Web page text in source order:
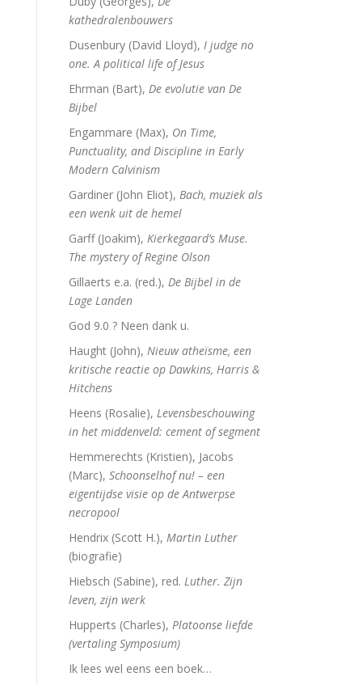
kathedralenbouwers
Dusenbury (David Lloyd), I judge no
one. A political life of Jesus
Ehrman (Bart), De evolutie van De
Bijbel
Engammare (Max), On Time,
Punctuality, and Discipline in Early
Modern Calvinism
Gardiner (John Eliot), Bach, muziek als
een wenk uit de hemel
Garff (Joakim), Kierkegaard’s Muse.
The mystery of Regine Olson
Gillaerts e.a. (red.), De Bijbel in de
Lage Landen
God 9.0 ? Neen dank u.
Haught (John), Nieuw atheïsme, een
kritische reactie op Dawkins, Harris &
Hitchens
Heens (Rosalie), Levensbeschouwing
in het middenveld: cement of segment
Hemmerechts (Kristien), Jacobs
(Marc), Schoonselhof nu! – een
eigentijdse visie op de Antwerpse
necropool
Hendrix (Scott H.), Martin Luther
(biografie)
Hiebsch (Sabine), red. Luther. Zijn
leven, zijn werk
Hupperts (Charles), Platoonse liefde
(vertaling Symposium)
Ik lees wel eens een boek…